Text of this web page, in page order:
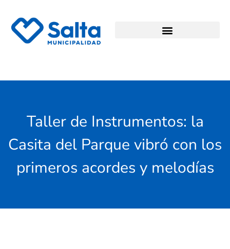
Taller de Instrumentos: la
Casita del Parque vibró con los
primeros acordes y melodías